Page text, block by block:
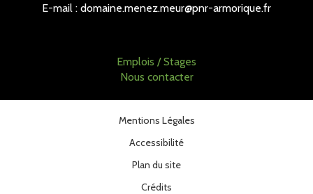
E-mail : domaine.menez.meur@pnr-armorique.fr
Emplois / Stages
Nous contacter
Mentions Légales
Accessibilité
Plan du site
Crédits